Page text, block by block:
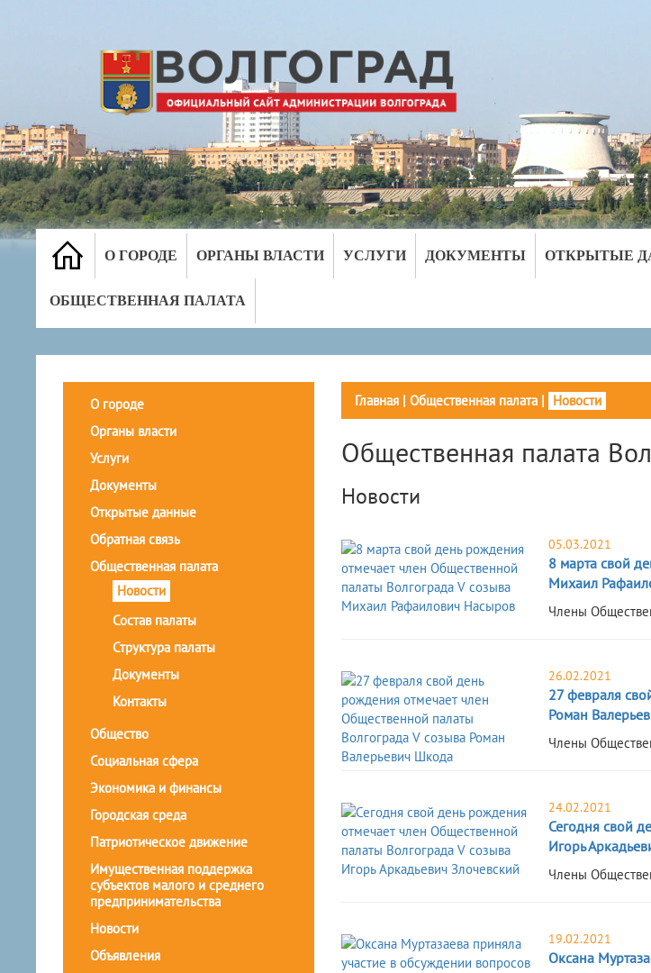
О ГОРОДЕ ОРГАНЫ ВЛАСТИ УСЛУГИ ДОКУМЕНТЫ ОТКРЫТЫЕ
ОБЩЕСТВЕННАЯ ПАЛАТА
О городе
Органы власти
Услуги
Документы
Открытые данные
Обратная связь
Общественная палата
Новости
Состав палаты
Структура палаты
Документы
Контакты
Общество
Социальная сфера
Экономика и финансы
Городская среда
Патриотическое движение
Имущественная поддержка
субъектов малого и среднего
предпринимательства
Новости
Объявления
Главная| Общественная палата| Новости
Общественная палата
Новости
05.03.2021
8 марта свой
Михаил
​Члены
26.02.2021
27 февраля
Роман
​Члены
24.02.2021
Сегодня свой
Игорь
​Члены
19.02.2021
Оксана